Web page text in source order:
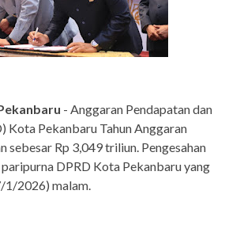
- Anggaran Pendapatan dan
Kota Pekanbaru Tahun Anggaran
sebesar Rp 3,049 triliun. Pengesahan
DPRD Kota Pekanbaru yang
1/2026) malam.